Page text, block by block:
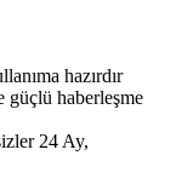
hazırdır
güçlü haberleşme
24 Ay,